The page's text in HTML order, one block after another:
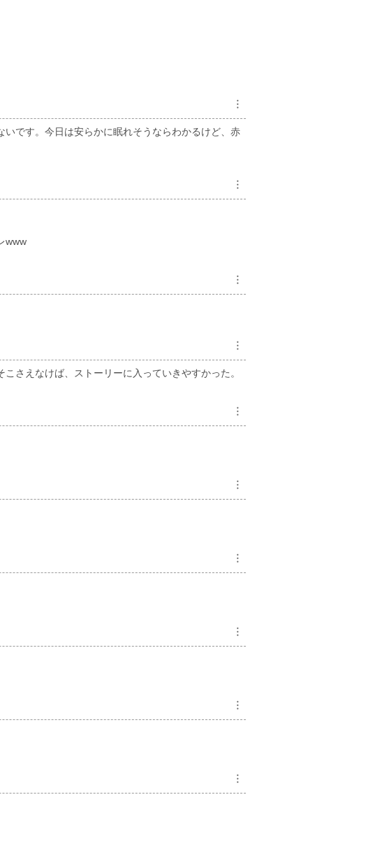
︙
です。今日は安らかに眠れそうならわかるけど、赤
︙
www
︙
︙
さえなけば、ストーリーに入っていきやすかった。
︙
︙
︙
︙
︙
︙